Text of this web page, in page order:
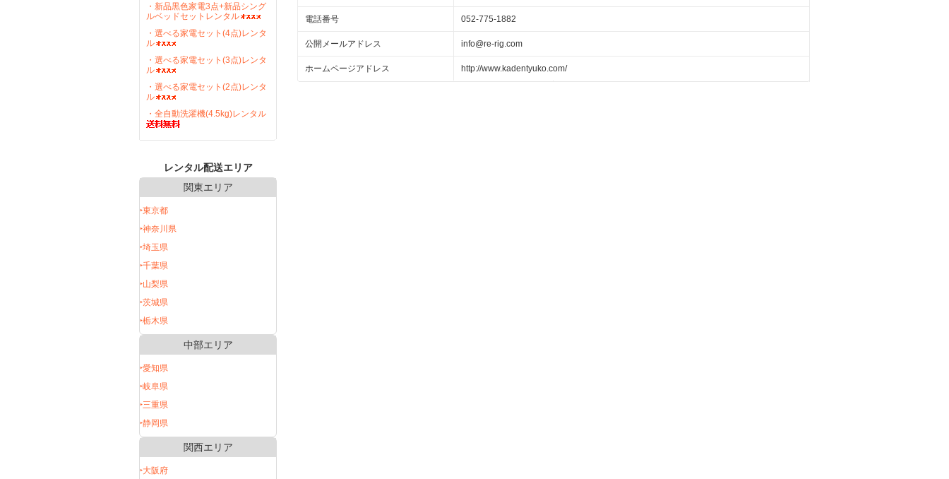
・新品黒色家電3点+新品シング
ルベッドセットレンタル
・選べる家電セット(4点)レンタ
ル
・選べる家電セット(3点)レンタ
ル
・選べる家電セット(2点)レンタ
ル
・全自動洗濯機(4.5kg)レンタル
レンタル配送エリア
関東エリア
‣東京都
‣神奈川県
‣埼玉県
‣千葉県
‣山梨県
‣茨城県
‣栃木県
中部エリア
‣愛知県
‣岐阜県
‣三重県
‣静岡県
関西エリア
‣大阪府
電話番号 052-775-1882
公開メールアドレス info@re-rig.com
ホームページアドレス http://www.kadentyuko.com/